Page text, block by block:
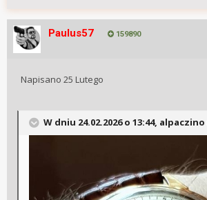
Paulus57 159890
Napisano 25 Lutego
W dniu 24.02.2026 o 13:44, alpaczino